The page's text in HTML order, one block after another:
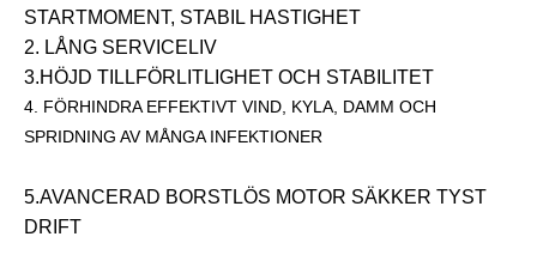
STARTMOMENT, STABIL HASTIGHET
2. LÅNG SERVICELIV
3.HÖJD TILLFÖRLITLIGHET OCH STABILITET
4. FÖRHINDRA EFFEKTIVT VIND, KYLA, DAMM OCH
SPRIDNING AV MÅNGA INFEKTIONER
5.AVANCERAD BORSTLÖS MOTOR SÄKKER TYST
DRIFT